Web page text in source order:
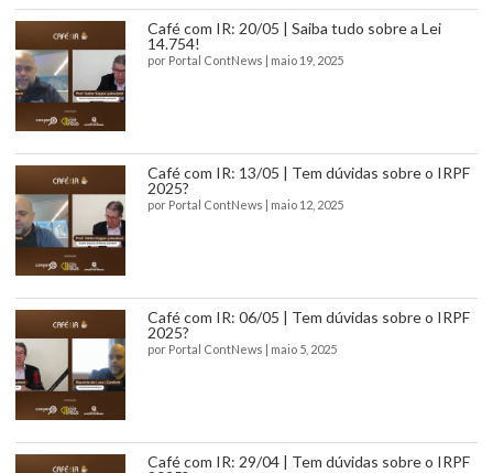
Café com IR: 20/05 | Saiba tudo sobre a Lei
14.754!
por Portal ContNews maio 19, 2025
Café com IR: 13/05 | Tem dúvidas sobre o IRPF
2025?
por Portal ContNews maio 12, 2025
Café com IR: 06/05 | Tem dúvidas sobre o IRPF
2025?
por Portal ContNews maio 5, 2025
Café com IR: 29/04 | Tem dúvidas sobre o IRPF